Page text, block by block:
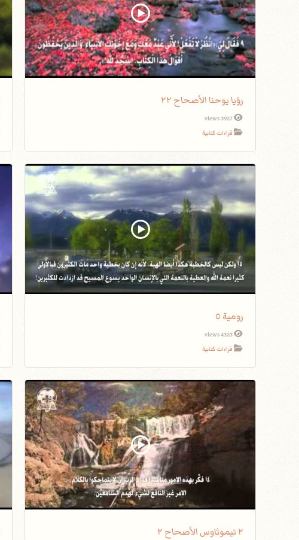
رؤيا يوحنا الأصحاح ٢٢
3927 views
قراءات كتابية
رومية ٥
4323 views
قراءات كتابية
٢ تيموثاوس الأصحاح ٢